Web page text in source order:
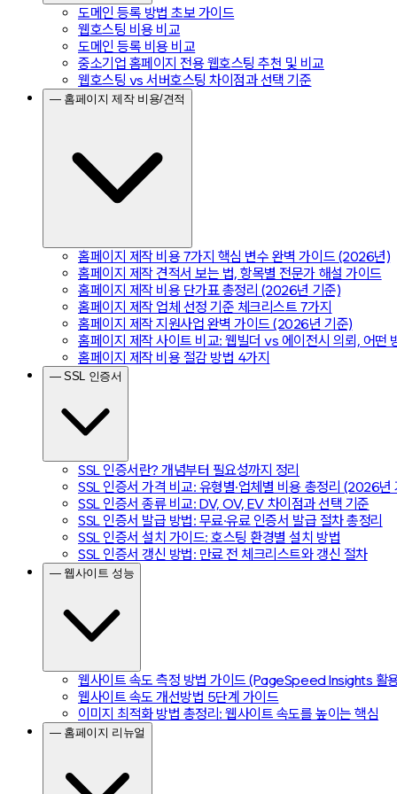
도메인 등록 방법 초보 가이드
웹호스팅 비용 비교
도메인 등록 비용 비교
중소기업 홈페이지 전용 웹호스팅 추천 및 비교
웹호스팅 vs 서버호스팅 차이점과 선택 기준
— 홈페이지 제작 비용/견적
홈페이지 제작 비용 7가지 핵심 변수 완벽 가이드 (2026년)
홈페이지 제작 견적서 보는 법, 항목별 전문가 해설 가이드
홈페이지 제작 비용 단가표 총정리 (2026년 기준)
홈페이지 제작 업체 선정 기준 체크리스트 7가지
홈페이지 제작 지원사업 완벽 가이드 (2026년 기준)
홈페이지 제작 사이트 비교: 웹빌더 vs 에이전시 의뢰, 어떤
홈페이지 제작 비용 절감 방법 4가지
— SSL 인증서
SSL 인증서란? 개념부터 필요성까지 정리
SSL 인증서 가격 비교: 유형별·업체별 비용 총정리 (2026년
SSL 인증서 종류 비교: DV, OV, EV 차이점과 선택 기준
SSL 인증서 발급 방법: 무료·유료 인증서 발급 절차 총정리
SSL 인증서 설치 가이드: 호스팅 환경별 설치 방법
SSL 인증서 갱신 방법: 만료 전 체크리스트와 갱신 절차
— 웹사이트 성능
웹사이트 속도 측정 방법 가이드 (PageSpeed Insights 활
웹사이트 속도 개선방법 5단계 가이드
이미지 최적화 방법 총정리: 웹사이트 속도를 높이는 핵심
— 홈페이지 리뉴얼